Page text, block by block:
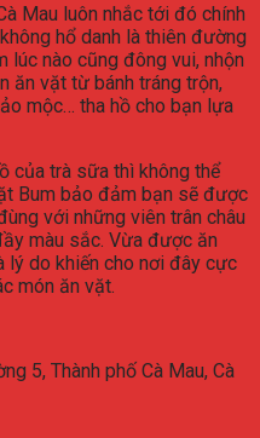
Mau luôn nhắc tới đó chính
hổ danh là thiên đường
lúc nào cũng đông vui, nhộn
ăn vặt từ bánh tráng trộn,
mộc… tha hồ cho bạn lựa
của trà sữa thì không thể
Bum bảo đảm bạn sẽ được
với những viên trân châu
màu sắc. Vừa được ăn
do khiến cho nơi đây cực
món ăn vặt.
5, Thành phố Cà Mau, Cà